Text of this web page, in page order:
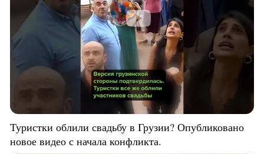
Туристки облили свадьбу в Грузии? Опубликовано
новое видео с начала конфликта.